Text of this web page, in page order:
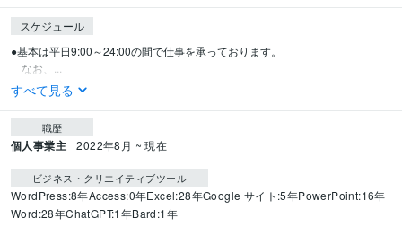
スケジュール
●基本は平日9:00～24:00の間で仕事を承っております。
なお、...
すべて見る
職歴
個人事業主 2022年8月 ~ 現在
ビジネス・クリエイティブツール
WordPress:8年Access:0年Excel:28年Google サイト:5年PowerPoint:16年
Word:28年ChatGPT:1年Bard:1年